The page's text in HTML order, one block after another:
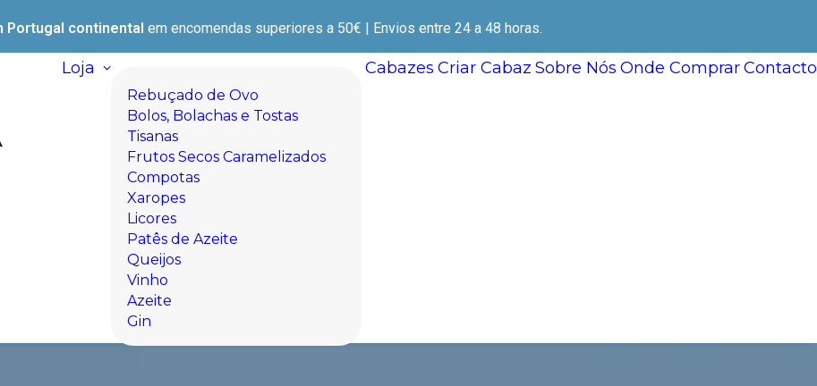
Portugal continental em encomendas superiores a 50€ | Envios entre 24 a 48 horas.
Loja
Rebuçado de Ovo
Bolos, Bolachas e Tostas
Tisanas
Frutos Secos Caramelizados
Compotas
Xaropes
Licores
Patês de Azeite
Queijos
Vinho
Azeite
Gin
Cabazes Criar Cabaz Sobre Nós Onde Comprar